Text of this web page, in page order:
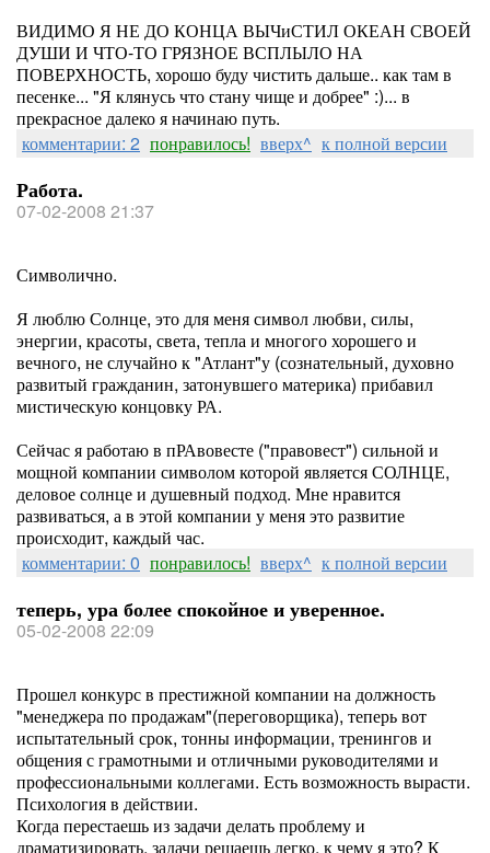
ВИДИМО Я НЕ ДО КОНЦА ВЫЧиСТИЛ ОКЕАН СВОЕЙ
ДУШИ И ЧТО-ТО ГРЯЗНОЕ ВСПЛЫЛО НА
ПОВЕРХНОСТЬ, хорошо буду чистить дальше.. как там в
песенке... "Я клянусь что стану чище и добрее" :)... в
прекрасное далеко я начинаю путь.
комментарии: 2 понравилось! вверх^ к полной версии
Работа.
07-02-2008 21:37
Символично.
Я люблю Солнце, это для меня символ любви, силы,
энергии, красоты, света, тепла и многого хорошего и
вечного, не случайно к "Атлант"у (сознательный, духовно
развитый гражданин, затонувшего материка) прибавил
мистическую концовку РА.
Сейчас я работаю в пРАвовесте ("правовест") сильной и
мощной компании символом которой является СОЛНЦЕ,
деловое солнце и душевный подход. Мне нравится
развиваться, а в этой компании у меня это развитие
происходит, каждый час.
комментарии: 0 понравилось! вверх^ к полной версии
теперь, ура более спокойное и уверенное.
05-02-2008 22:09
Прошел конкурс в престижной компании на должность
"менеджера по продажам"(переговорщика), теперь вот
испытательный срок, тонны информации, тренингов и
общения с грамотными и отличными руководителями и
профессиональными коллегами. Есть возможность вырасти.
Психология в действии.
Когда перестаешь из задачи делать проблему и
драматизировать, задачи решаешь легко. к чему я это? К